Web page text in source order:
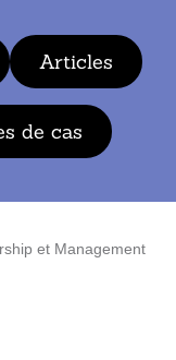
Articles
de cas
et Management